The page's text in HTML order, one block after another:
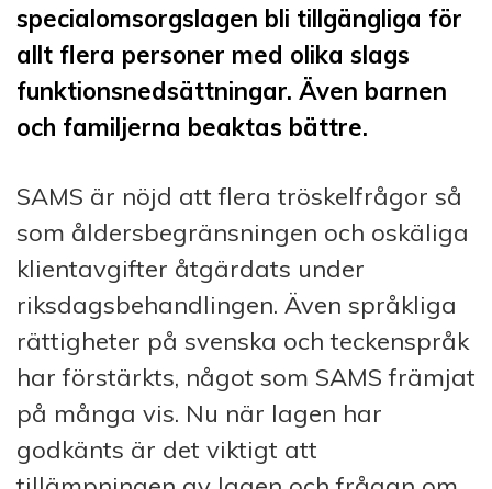
specialomsorgslagen bli tillgängliga för
allt flera personer med olika slags
funktionsnedsättningar. Även barnen
och familjerna beaktas bättre.
SAMS är nöjd att flera tröskelfrågor så
som åldersbegränsningen och oskäliga
klientavgifter åtgärdats under
riksdagsbehandlingen. Även språkliga
rättigheter på svenska och teckenspråk
har förstärkts, något som SAMS främjat
på många vis. Nu när lagen har
godkänts är det viktigt att